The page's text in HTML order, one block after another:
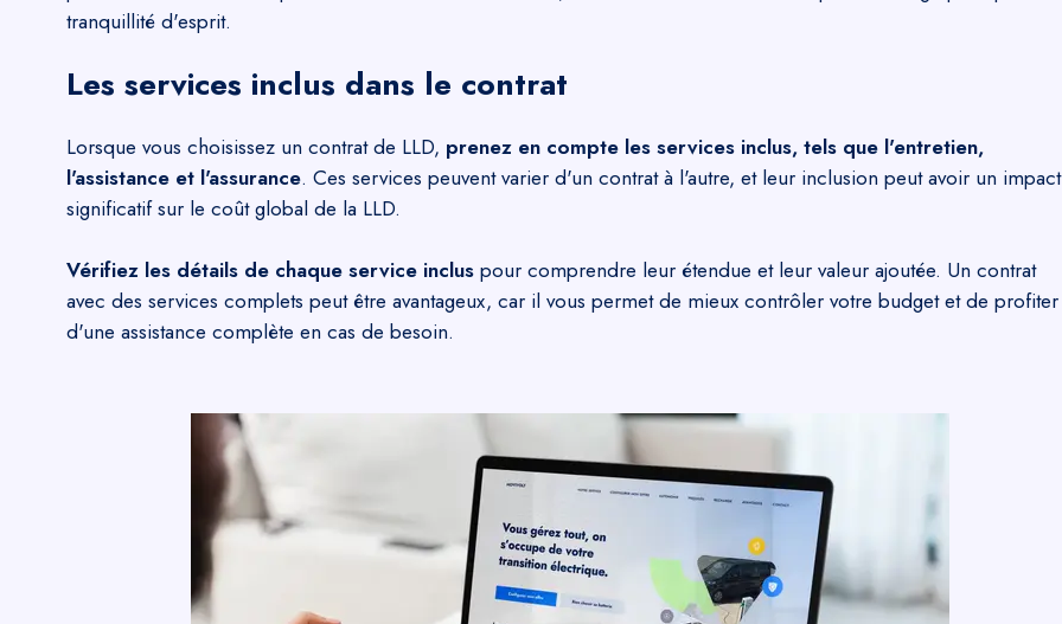
tranquillité d'esprit.
Les services inclus dans le contrat
Lorsque vous choisissez un contrat de LLD, prenez en compte les services inclus, tels que l'entretien,
l'assistance et l'assurance. Ces services peuvent varier d'un contrat à l'autre, et leur inclusion peut avoir un impact
significatif sur le coût global de la LLD.
Vérifiez les détails de chaque service inclus pour comprendre leur étendue et leur valeur ajoutée. Un contrat
avec des services complets peut être avantageux, car il vous permet de mieux contrôler votre budget et de profiter
d'une assistance complète en cas de besoin.